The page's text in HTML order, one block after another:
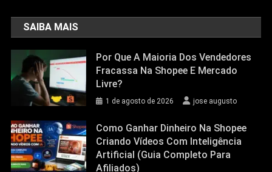
SAIBA MAIS
Por Que A Maioria Dos Vendedores
Fracassa Na Shopee E Mercado
Livre?
1 de agosto de 2026 jose augusto
Como Ganhar Dinheiro Na Shopee
Criando Vídeos Com Inteligência
Artificial (Guia Completo Para
Afiliados)